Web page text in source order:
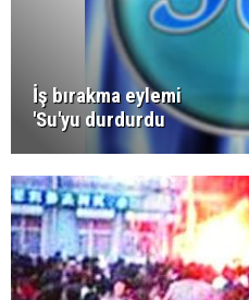
İş bırakma eylemi
'Su'yu durdurdu